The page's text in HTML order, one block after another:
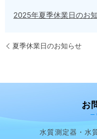
2025年夏季休業日のお
夏季休業日のお知らせ
お
水質測定器・水